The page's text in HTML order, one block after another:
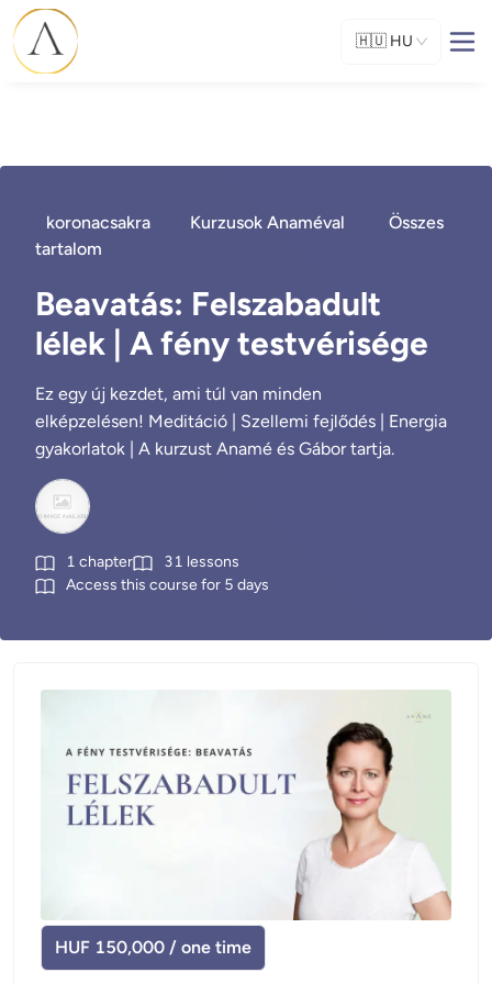
🇭🇺 HU
koronacsakra Kurzusok Anaméval
Összes
tartalom
Beavatás: Felszabadult
lélek | A fény testvérisége
Ez egy új kezdet, ami túl van minden
elképzelésen! Meditáció | Szellemi fejlődés | Energia
gyakorlatok | A kurzust Anamé és Gábor tartja.
1 chapter 31 lessons
Access this course for 5 days
HUF 150,000 / one time